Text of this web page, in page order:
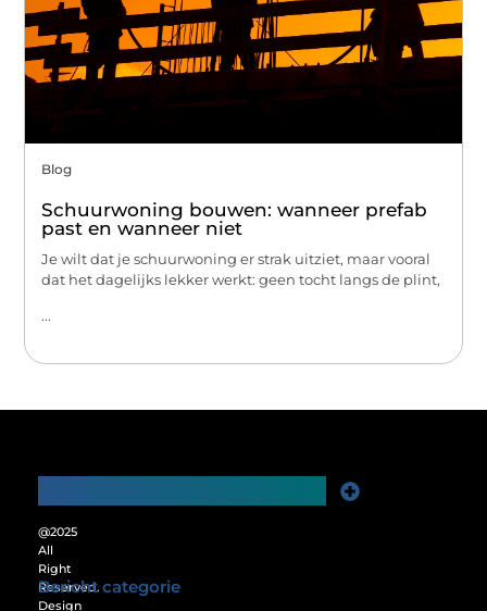
Blog
Schuurwoning bouwen: wanneer prefab
past en wanneer niet
Je wilt dat je schuurwoning er strak uitziet, maar vooral
dat het dagelijks lekker werkt: geen tocht langs de plint,
...
@2025
All
Right
Reserved.
Design
Bericht categorie